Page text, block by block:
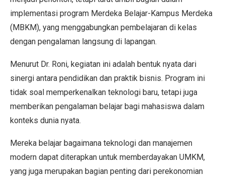
implementasi program Merdeka Belajar-Kampus Merdeka
(MBKM), yang menggabungkan pembelajaran di kelas
dengan pengalaman langsung di lapangan.
Menurut Dr. Roni, kegiatan ini adalah bentuk nyata dari
sinergi antara pendidikan dan praktik bisnis. Program ini
tidak soal memperkenalkan teknologi baru, tetapi juga
memberikan pengalaman belajar bagi mahasiswa dalam
konteks dunia nyata.
Mereka belajar bagaimana teknologi dan manajemen
modern dapat diterapkan untuk memberdayakan UMKM,
yang juga merupakan bagian penting dari perekonomian